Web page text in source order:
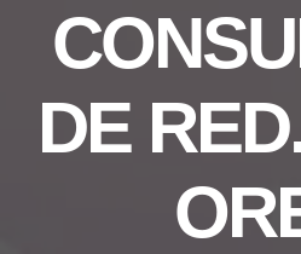
DE